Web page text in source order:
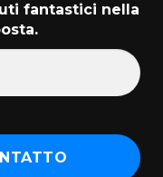
fantastici nella